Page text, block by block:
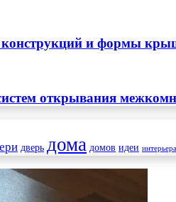
и формы
открывания
дверь дома домов идеи интерьера